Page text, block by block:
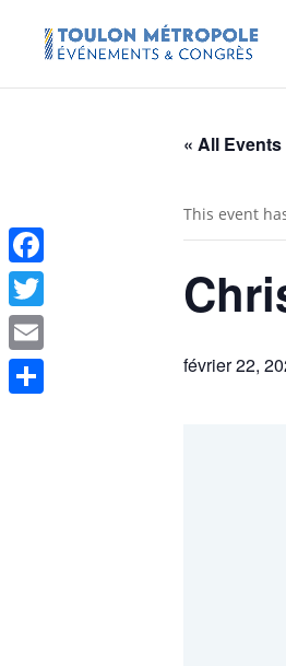
« All Events
This event
février 22,
Facebook
Twitter
Email